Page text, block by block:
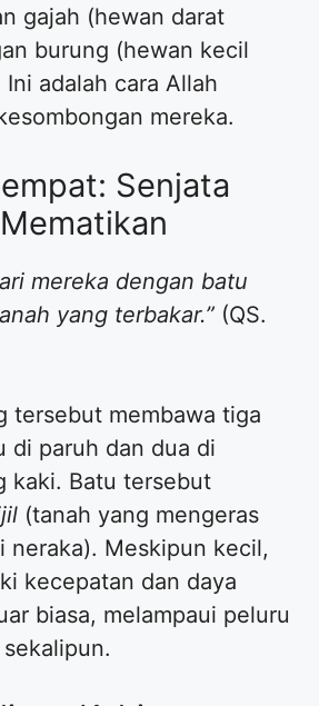
gajah (hewan darat
burung (hewan kecil
adalah cara Allah
mereka.
Senjata
mereka dengan batu
yang terbakar.” (QS.
tersebut membawa tiga
di paruh dan dua di
kaki. Batu tersebut
(tanah yang mengeras
neraka). Meskipun kecil,
kecepatan dan daya
biasa, melampaui peluru